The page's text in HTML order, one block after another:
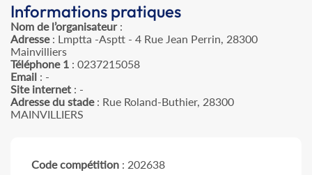
Informations pratiques
Nom de l’organisateur:
Adresse: Lmptta -Asptt - 4 Rue Jean Perrin, 28300
Mainvilliers
Téléphone 1 : 0237215058
Email : -
Site internet : -
Adresse du stade: Rue Roland-Buthier, 28300
MAINVILLIERS
Code compétition : 202638